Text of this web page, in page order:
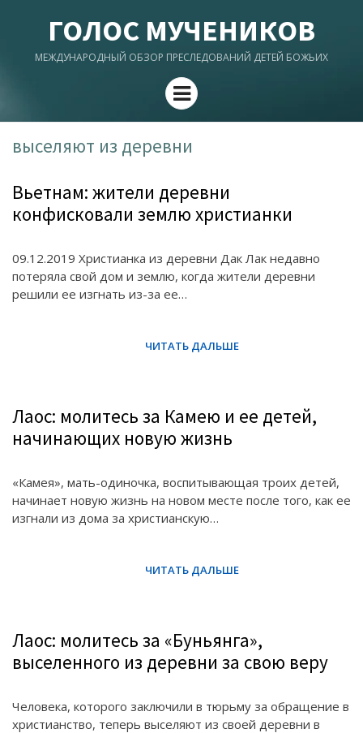
ГОЛОС МУЧЕНИКОВ
МЕЖДУНАРОДНЫЙ ОБЗОР ПРЕСЛЕДОВАНИЙ ДЕТЕЙ БОЖЬИХ
Menu
выселяют из деревни
Вьетнам: жители деревни
конфисковали землю христианки
09.12.2019 Христианка из деревни Дак Лак недавно
потеряла свой дом и землю, когда жители деревни
решили ее изгнать из-за ее…
Лаос: молитесь за Камею и ее детей,
начинающих новую жизнь
«Камея», мать-одиночка, воспитывающая троих детей,
начинает новую жизнь на новом месте после того, как ее
изгнали из дома за христианскую…
Лаос: молитесь за «Буньянга»,
выселенного из деревни за свою веру
Человека, которого заключили в тюрьму за обращение в
христианство, теперь выселяют из своей деревни в